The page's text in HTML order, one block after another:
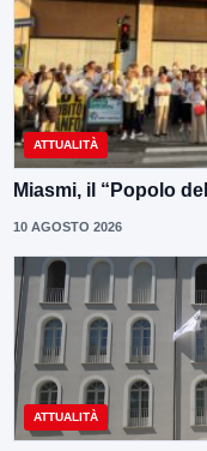
ATTUALITÀ
Miasmi, il “Popolo
10 AGOSTO 2026
ATTUALITÀ